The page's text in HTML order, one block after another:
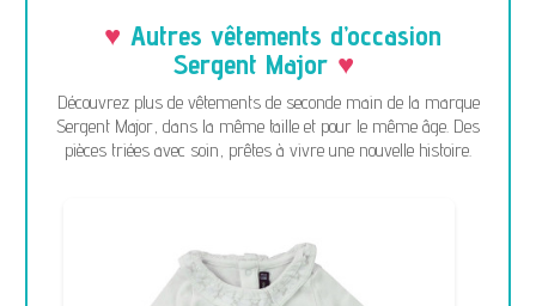
Autres vêtements d’occasion
Sergent Major
Découvrez plus de vêtements de seconde main de la marque
Sergent Major, dans la même taille et pour le même âge. Des
pièces triées avec soin, prêtes à vivre une nouvelle histoire.